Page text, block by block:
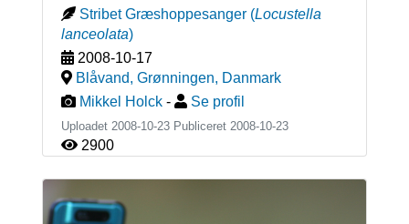
Stribet Græshoppesanger (Locustella
lanceolata)
2008-10-17
Blåvand, Grønningen, Danmark
Mikkel Holck - Se profil
Uploadet 2008-10-23 Publiceret 2008-10-23
2900